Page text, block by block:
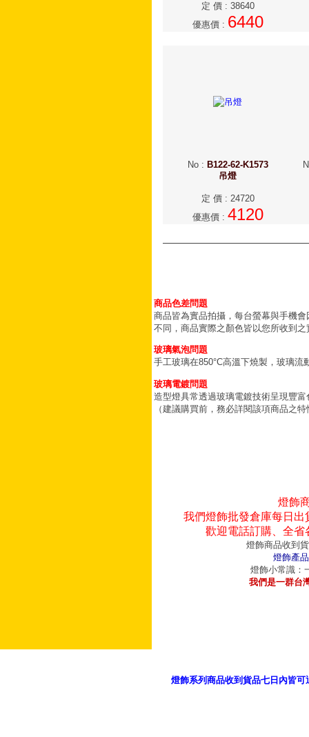
定 價: 38640
優惠價: 6440
No: B122-62-K1573
吊燈
定 價: 24720
優惠價: 4120
商品色差問題
商品皆為實品拍攝，每台螢幕與手機
不同，商品實際之顏色皆以您所收到之
玻璃氣泡問題
手工玻璃在850°C高溫下燒製，玻璃
玻璃電鍍問題
造型燈具常透過玻璃電鍍技術呈現豐
（建議購買前，務必詳閱該項商品之
燈飾
我們燈飾批發倉庫每日
歡迎電話訂購、全
燈飾商品收到
燈飾產
燈飾小常識：
我們是一群台
燈飾系列商品收到貨品七日內皆